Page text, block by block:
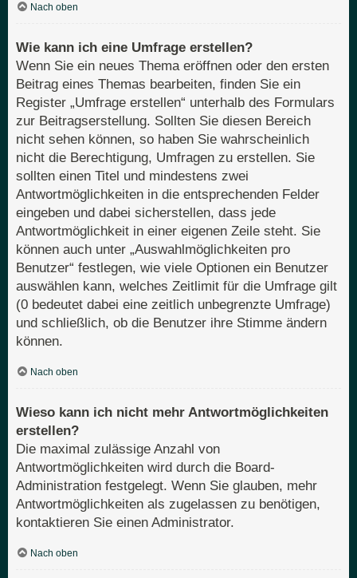
Nach oben
Wie kann ich eine Umfrage erstellen?
Wenn Sie ein neues Thema eröffnen oder den ersten
Beitrag eines Themas bearbeiten, finden Sie ein
Register „Umfrage erstellen“ unterhalb des Formulars
zur Beitragserstellung. Sollten Sie diesen Bereich
nicht sehen können, so haben Sie wahrscheinlich
nicht die Berechtigung, Umfragen zu erstellen. Sie
sollten einen Titel und mindestens zwei
Antwortmöglichkeiten in die entsprechenden Felder
eingeben und dabei sicherstellen, dass jede
Antwortmöglichkeit in einer eigenen Zeile steht. Sie
können auch unter „Auswahlmöglichkeiten pro
Benutzer“ festlegen, wie viele Optionen ein Benutzer
auswählen kann, welches Zeitlimit für die Umfrage gilt
(0 bedeutet dabei eine zeitlich unbegrenzte Umfrage)
und schließlich, ob die Benutzer ihre Stimme ändern
können.
Nach oben
Wieso kann ich nicht mehr Antwortmöglichkeiten
erstellen?
Die maximal zulässige Anzahl von
Antwortmöglichkeiten wird durch die Board-
Administration festgelegt. Wenn Sie glauben, mehr
Antwortmöglichkeiten als zugelassen zu benötigen,
kontaktieren Sie einen Administrator.
Nach oben